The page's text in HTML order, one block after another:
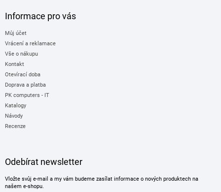
Informace pro vás
Můj účet
Vrácení a reklamace
Vše o nákupu
Kontakt
Otevírací doba
Doprava a platba
PK computers - IT
Katalogy
Návody
Recenze
Odebírat newsletter
Vložte svůj e-mail a my vám budeme zasílat informace o nových produktech na
našem e-shopu.